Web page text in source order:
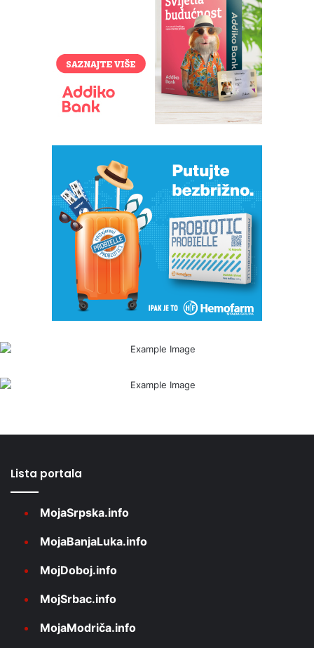
Lista portala
MojaSrpska.info
MojaBanjaLuka.info
MojDoboj.info
MojSrbac.info
MojaModriča.info